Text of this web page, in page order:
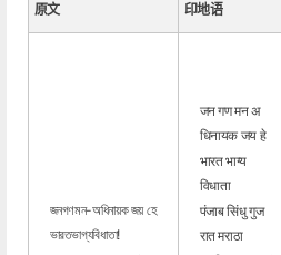
原文 印地语
জনগণমন-অধিনায়ক জয় হে
ভারতভাগ্যবিধাতা!
जन गण मन अ
धिनायक जय हे
भारत भाग्य
विधाता
पंजाब सिंधु गुज
रात मराठा